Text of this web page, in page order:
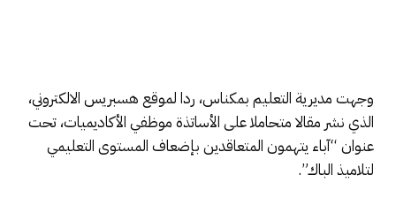
وجهت مديرية التعليم بمكناس، ردا لموقع هسبريس الالكتروني،
الذي نشر مقالا متحاملا على الأساتذة موظفي الأكاديميات، تحت
عنوان “آباء يتهمون المتعاقدين بإضعاف المستوى التعليمي
لتلاميذ الباك”.